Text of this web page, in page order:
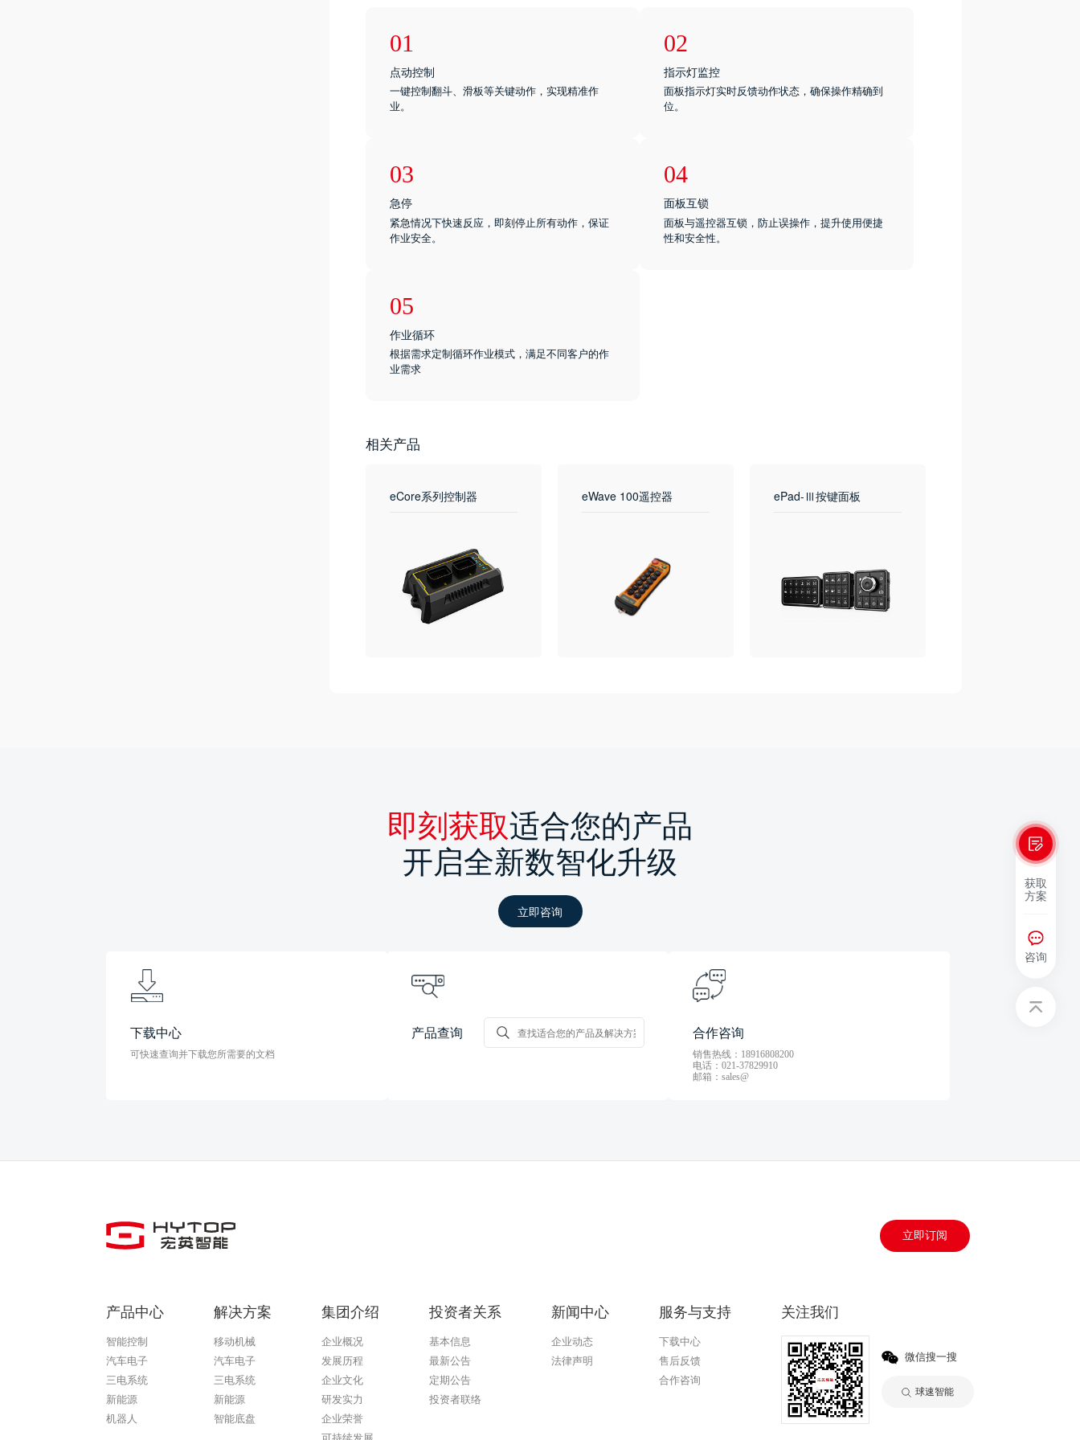
01
点动控制
一键控制翻斗、滑板等关键动作，实现精准作
业。
02
指示灯监控
面板指示灯实时反馈动作状态，确保操作精确到
位。
03
急停
紧急情况下快速反应，即刻停止所有动作，保证
作业安全。
04
面板互锁
面板与遥控器互锁，防止误操作，提升使用便捷
性和安全性。
05
作业循环
根据需求定制循环作业模式，满足不同客户的作
业需求
相关产品
eCore系列控制器 eWave 100遥控器 ePad-Ⅲ按键面板
即刻获取适合您的产品
开启全新数智化升级
立即咨询
下载中心
可快速查询并下载您所需要的文档
产品查询 合作咨询
销售热线：18916808200
电话：021-37829910
邮箱：sales@
获取
方案
咨询
立即订阅
产品中心
智能控制
汽车电子
三电系统
新能源
机器人
解决方案
移动机械
汽车电子
三电系统
新能源
智能底盘
集团介绍
企业概况
发展历程
企业文化
研发实力
企业荣誉
投资者关系
基本信息
最新公告
定期公告
投资者联络
新闻中心
企业动态
法律声明
服务与支持
下载中心
售后反馈
合作咨询
关注我们
微信搜一搜
球速智能